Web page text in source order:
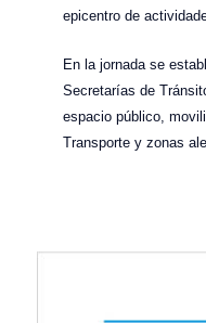
epicentro de
En la jornada se
Secretarías de
espacio público,
Transporte y zonas